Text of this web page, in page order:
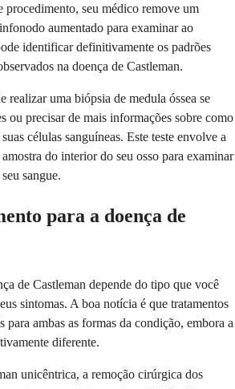
procedimento, seu médico remove um
aumentado para examinar ao
identificar definitivamente os padrões
na doença de Castleman.
realizar uma biópsia de medula óssea se
ou precisar de mais informações sobre como
células sanguíneas. Este teste envolve a
do interior do seu osso para examinar
sangue.
para a doença de
de Castleman depende do tipo que você
sintomas. A boa notícia é que tratamentos
para ambas as formas da condição, embora a
diferente.
unicêntrica, a remoção cirúrgica dos